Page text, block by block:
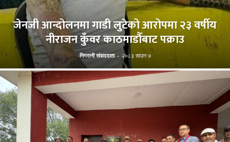
जेनजी आन्दोलनमा गाडी लुटेको आरोपमा २३ वर्षीय
नीराजन कुँवर काठमाडौँबाट पक्राउ
निगरानी संवाददाता - २०८३ साउन ७